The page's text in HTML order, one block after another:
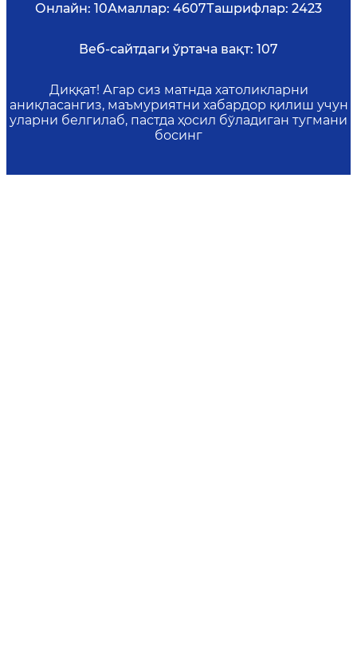
Онлайн: 10Амаллар: 4607Ташрифлар: 2423
Веб-сайтдаги ўртача вақт: 107
Диққат! Агар сиз матнда хатоликларни
аниқласангиз, маъмуриятни хабардор қилиш учун
уларни белгилаб, пастда ҳосил бўладиган тугмани
босинг